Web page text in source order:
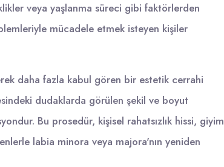
veya yaşlanma süreci gibi faktörlerden
mücadele etmek isteyen kişiler
daha fazla kabul gören bir estetik cerrahi
dudaklarda görülen şekil ve boyut
Bu prosedür, kişisel rahatsızlık hissi, giyim
labia minora veya majora'nın yeniden